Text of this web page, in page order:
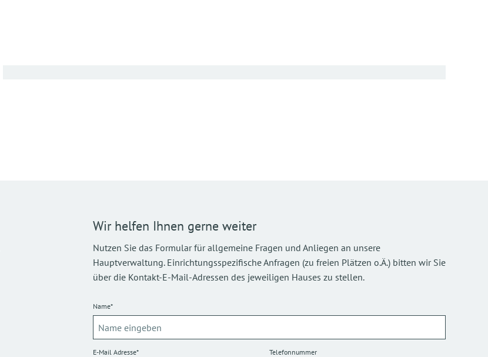
Wir helfen Ihnen gerne weiter
Nutzen Sie das Formular für allgemeine Fragen und Anliegen an unsere
Hauptverwaltung. Einrichtungsspezifische Anfragen (zu freien Plätzen o.Ä.) bitten wir Sie
über die Kontakt-E-Mail-Adressen des jeweiligen Hauses zu stellen.
Name*
E-Mail Adresse* Telefonnummer